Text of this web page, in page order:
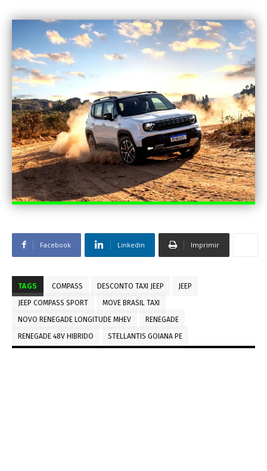
Facebook Linkedin Imprimir
TAGS COMPASS DESCONTO TAXI JEEP
JEEP
JEEP COMPASS SPORT
MOVE BRASIL TAXI
NOVO RENEGADE LONGITUDE MHEV
RENEGADE
RENEGADE 48V HIBRIDO
STELLANTIS GOIANA PE